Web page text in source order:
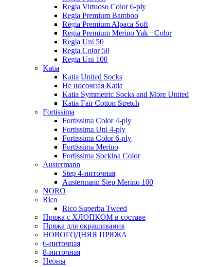
Regia Virtuoso Color 6-ply
Regia Premium Bamboo
Regia Premium Alpaca Soft
Regia Premium Merino Yak +Color
Regia Uni 50
Regia Color 50
Regia Uni 100
Katia
Katia United Socks
Не носочная Katia
Katia Symmetric Socks and More United
Katia Fair Cotton Stretch
Fortissima
Fortissima Color 4-ply
Fortissima Uni 4-ply
Fortissima Color 6-ply
Fortissima Merino
Fortissima Sockina Color
Austermann
Step 4-ниточная
Austermann Step Merino 100
NORO
Rico
Rico Superba Tweed
Пряжа с ХЛОПКОМ в составе
Пряжа для окрашивания
НОВОГОДНЯЯ ПРЯЖА
6-ниточная
8-ниточная
Неоны